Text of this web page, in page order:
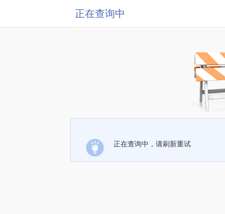
正在查询中
正在查询中，请刷新重试